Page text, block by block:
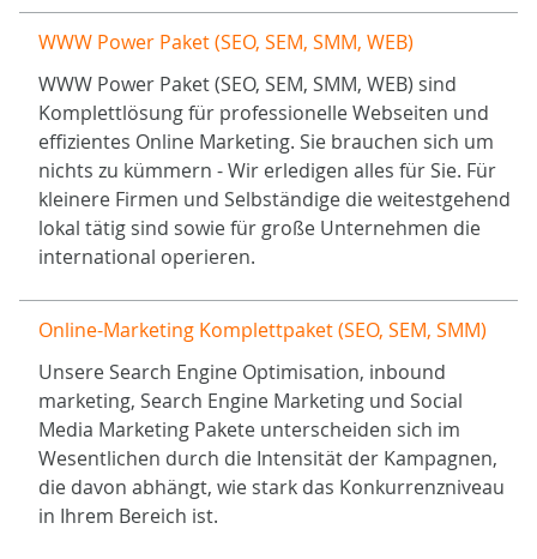
WWW Power Paket (SEO, SEM, SMM, WEB)
WWW Power Paket (SEO, SEM, SMM, WEB) sind
Komplettlösung für professionelle Webseiten und
effizientes Online Marketing. Sie brauchen sich um
nichts zu kümmern - Wir erledigen alles für Sie. Für
kleinere Firmen und Selbständige die weitestgehend
lokal tätig sind sowie für große Unternehmen die
international operieren.
Online-Marketing Komplettpaket (SEO, SEM, SMM)
Unsere Search Engine Optimisation, inbound
marketing, Search Engine Marketing und Social
Media Marketing Pakete unterscheiden sich im
Wesentlichen durch die Intensität der Kampagnen,
die davon abhängt, wie stark das Konkurrenzniveau
in Ihrem Bereich ist.